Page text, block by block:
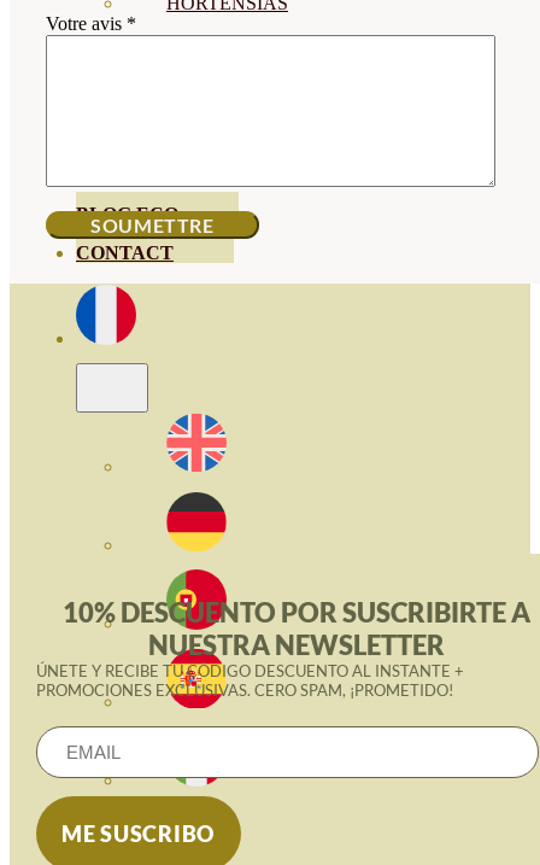
BLOG ECO
CONTACT
Votre avis *
10% DESCUENTO POR SUSCRIBIRTE A
NUESTRA NEWSLETTER
ÚNETE Y RECIBE TU CÓDIGO DESCUENTO AL INSTANTE +
PROMOCIONES EXCLUSIVAS. CERO SPAM, ¡PROMETIDO!